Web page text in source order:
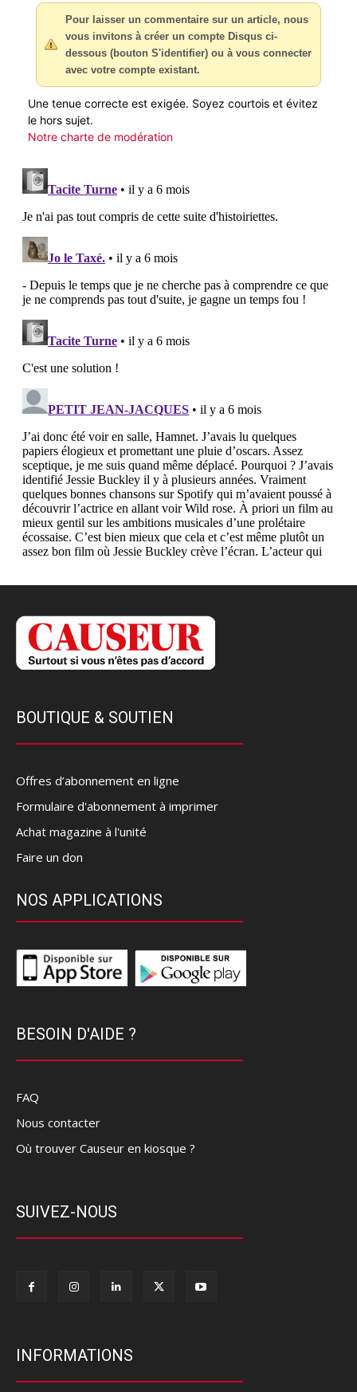
Pour laisser un commentaire sur un article, nous
vous invitons à créer un compte Disqus ci-
dessous (bouton S'identifier) ou à vous connecter
avec votre compte existant.
Une tenue correcte est exigée. Soyez courtois et évitez
le hors sujet.
Notre charte de modération
BOUTIQUE & SOUTIEN
Offres d’abonnement en ligne
Formulaire d'abonnement à imprimer
Achat magazine à l'unité
Faire un don
NOS APPLICATIONS
BESOIN D'AIDE ?
FAQ
Nous contacter
Où trouver Causeur en kiosque ?
SUIVEZ-NOUS
INFORMATIONS